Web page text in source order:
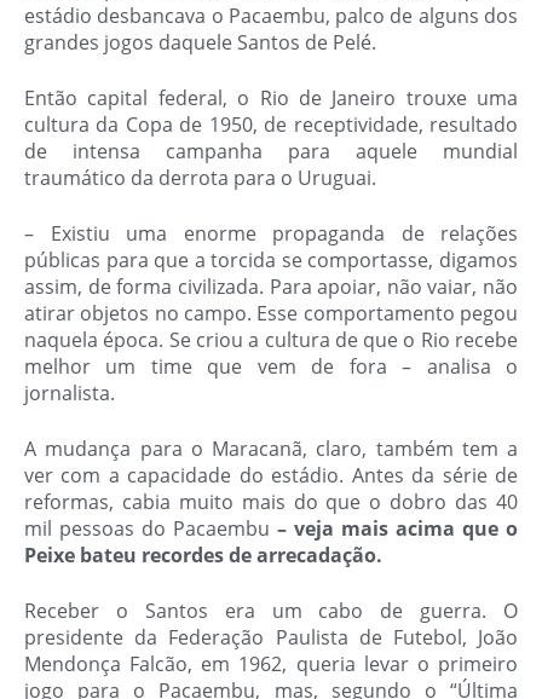
estádio desbancava o Pacaembu, palco de alguns dos
grandes jogos daquele Santos de Pelé.
Então capital federal, o Rio de Janeiro trouxe uma
cultura da Copa de 1950, de receptividade, resultado
de intensa campanha para aquele mundial
traumático da derrota para o Uruguai.
– Existiu uma enorme propaganda de relações
públicas para que a torcida se comportasse, digamos
assim, de forma civilizada. Para apoiar, não vaiar, não
atirar objetos no campo. Esse comportamento pegou
naquela época. Se criou a cultura de que o Rio recebe
melhor um time que vem de fora – analisa o
jornalista.
A mudança para o Maracanã, claro, também tem a
ver com a capacidade do estádio. Antes da série de
reformas, cabia muito mais do que o dobro das 40
mil pessoas do Pacaembu – veja mais acima que o
Peixe bateu recordes de arrecadação.
Receber o Santos era um cabo de guerra. O
presidente da Federação Paulista de Futebol, João
Mendonça Falcão, em 1962, queria levar o primeiro
jogo para o Pacaembu, mas, segundo o “Última